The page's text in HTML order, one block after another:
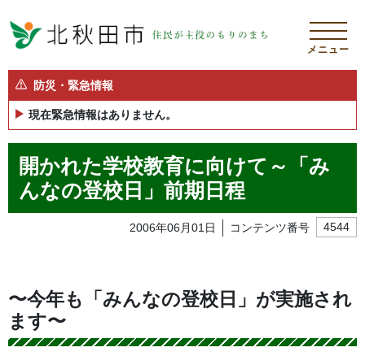
メニュー
防災・緊急情報
現在緊急情報はありません。
開かれた学校教育に向けて～「み
んなの登校日」前期日程
2006年06月01日 コンテンツ番号 4544
〜今年も「みんなの登校日」が実施され
ます〜